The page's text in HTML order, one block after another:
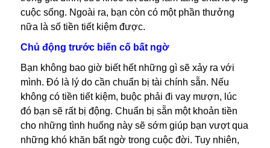
cuộc sống. Ngoài ra, bạn còn có một phần thưởng
nữa là số tiền tiết kiệm được.
Chủ động trước biến cố bất ngờ
Bạn không bao giờ biết hết những gì sẽ xảy ra với
mình. Đó là lý do cần chuẩn bị tài chính sẵn. Nếu
không có tiền tiết kiệm, buộc phải đi vay mượn, lúc
đó bạn sẽ rất bị động. Chuẩn bị sẵn một khoản tiền
cho những tình huống này sẽ sớm giúp bạn vượt qua
những khó khăn bất ngờ trong cuộc đời. Tuy nhiên,